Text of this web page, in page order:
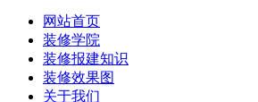
网站首页
装修学院
装修报建知识
装修效果图
关于我们